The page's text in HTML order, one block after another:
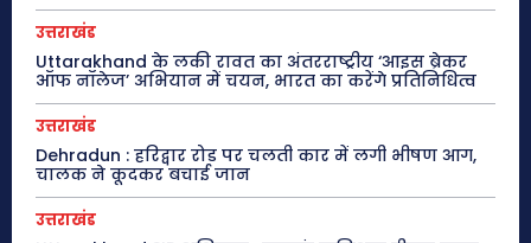
उत्तराखंड
Uttarakhand के लकी रावत का अंतरराष्ट्रीय ‘आइस ब्रेकर
ऑफ नॉलेज’ अभियान में चयन, भारत का करेंगे प्रतिनिधित्व
उत्तराखंड
Dehradun : हरिद्वार रोड पर चलती कार में लगी भीषण आग,
चालक ने कूदकर बचाई जान
उत्तराखंड